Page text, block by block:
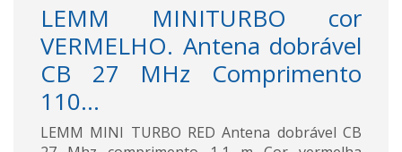
LEMM MINITURBO cor
VERMELHO. Antena dobrável
CB 27 MHz Comprimento
110...
LEMM MINI TURBO RED Antena dobrável CB